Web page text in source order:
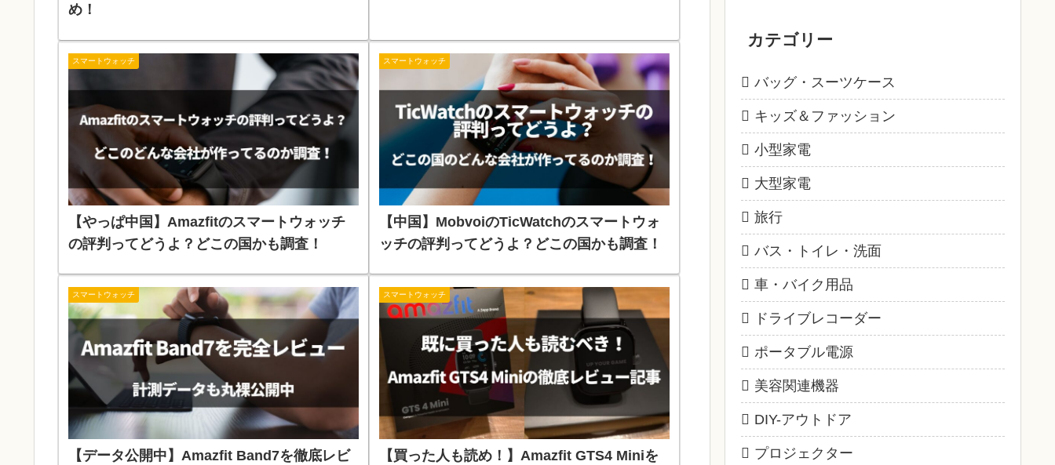
め！
スマートウォッチ
【やっぱ中国】Amazfitのスマートウォッチ
の評判ってどうよ？どこの国かも調査！
スマートウォッチ
【中国】MobvoiのTicWatchのスマートウォ
ッチの評判ってどうよ？どこの国かも調査！
スマートウォッチ
【データ公開中】Amazfit Band7を徹底レビ
スマートウォッチ
【買った人も読め！】Amazfit GTS4 Miniを
カテゴリー
バッグ・スーツケース
キッズ＆ファッション
小型家電
大型家電
旅行
バス・トイレ・洗面
車・バイク用品
ドライブレコーダー
ポータブル電源
美容関連機器
DIY-アウトドア
プロジェクター